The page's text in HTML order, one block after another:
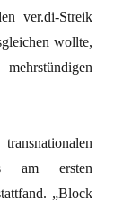
ver.di-Streik
wollte,
am ersten
„Block